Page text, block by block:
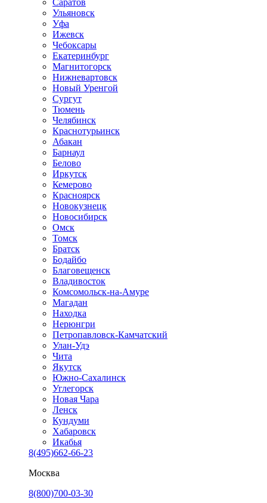
Ульяновск
Уфа
Ижевск
Чебоксары
Екатеринбург
Магнитогорск
Нижневартовск
Новый Уренгой
Сургут
Тюмень
Челябинск
Краснотурьинск
Абакан
Барнаул
Белово
Иркутск
Кемерово
Красноярск
Новокузнецк
Новосибирск
Омск
Томск
Братск
Бодайбо
Благовещенск
Владивосток
Комсомольск-на-Амуре
Магадан
Находка
Нерюнгри
Петропавловск-Камчатский
Улан-Удэ
Чита
Якутск
Южно-Сахалинск
Углегорск
Новая Чара
Ленск
Кундуми
Хабаровск
Икабья
8(495)662-66-23
Москва
8(800)700-03-30